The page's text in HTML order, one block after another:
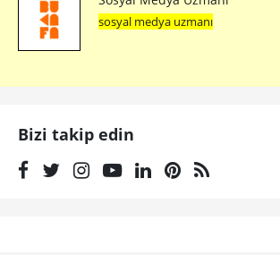
sosyal medya uzmanı
Bizi takip edin